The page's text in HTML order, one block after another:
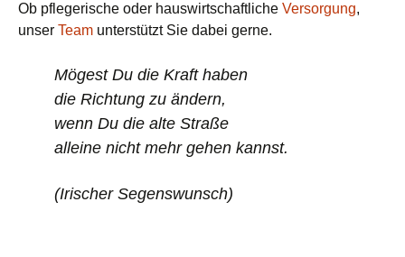
Ob pflegerische oder hauswirtschaftliche Versorgung,
unser Team unterstützt Sie dabei gerne.
Mögest Du die Kraft haben
die Richtung zu ändern,
wenn Du die alte Straße
alleine nicht mehr gehen kannst.
(Irischer Segenswunsch)